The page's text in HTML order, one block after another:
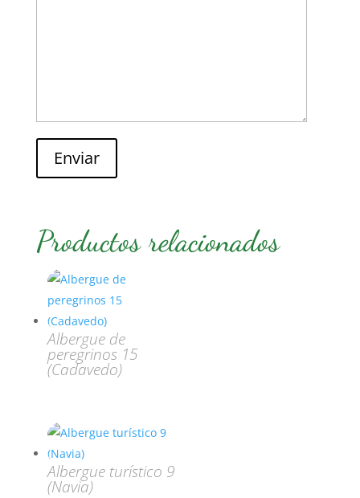
Enviar
Productos relacionados
Albergue de
peregrinos 15
(Cadavedo)
Albergue turístico 9
(Navia)